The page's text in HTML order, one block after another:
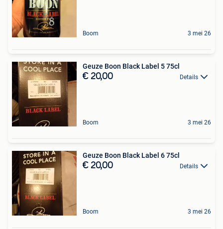
Boom 3 mei 26
Geuze Boon Black Label 5 75cl
€ 20,00 Details
Boom 3 mei 26
Geuze Boon Black Label 6 75cl
€ 20,00 Details
Boom 3 mei 26